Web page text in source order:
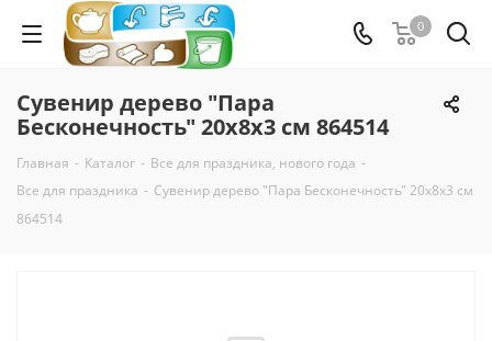
0
Сувенир дерево "Пара
Бесконечность" 20х8х3 см 864514
Главная - Каталог - Все для праздника, нового года -
Все для праздника - Сувенир дерево "Пара Бесконечность" 20х8х3 см
864514